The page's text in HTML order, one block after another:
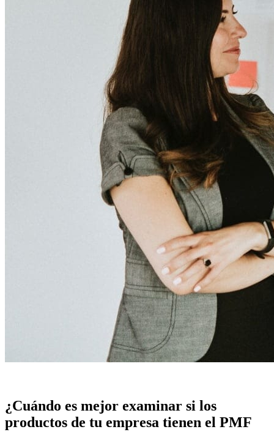
¿Cuándo es mejor examinar si los
productos de tu empresa tienen el PMF